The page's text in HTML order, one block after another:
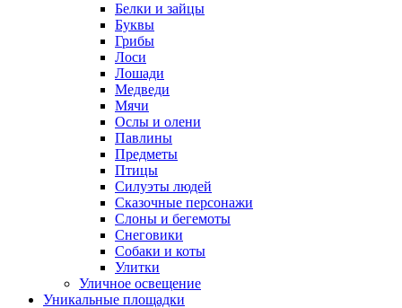
Белки и зайцы
Буквы
Грибы
Лоси
Лошади
Медведи
Мячи
Ослы и олени
Павлины
Предметы
Птицы
Силуэты людей
Сказочные персонажи
Слоны и бегемоты
Снеговики
Собаки и коты
Улитки
Уличное освещение
Уникальные площадки